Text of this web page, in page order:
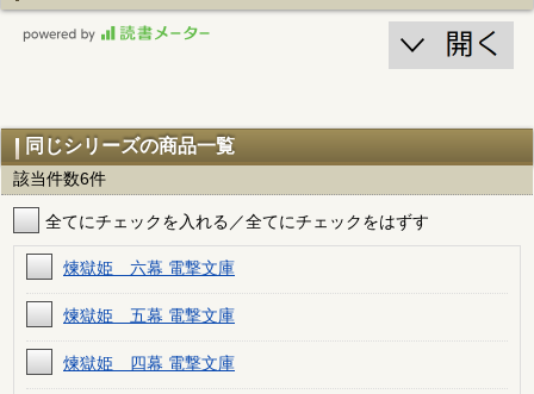
同じシリーズの商品一覧
該当件数6件
全てにチェックを入れる／全てにチェックをはずす
煉獄姫 六幕 電撃文庫
煉獄姫 五幕 電撃文庫
煉獄姫 四幕 電撃文庫